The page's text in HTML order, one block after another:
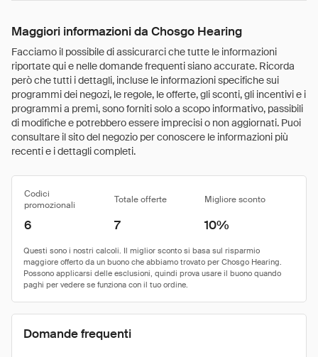
Maggiori informazioni da Chosgo Hearing
Facciamo il possibile di assicurarci che tutte le informazioni
riportate qui e nelle domande frequenti siano accurate. Ricorda
però che tutti i dettagli, incluse le informazioni specifiche sui
programmi dei negozi, le regole, le offerte, gli sconti, gli incentivi e i
programmi a premi, sono forniti solo a scopo informativo, passibili
di modifiche e potrebbero essere imprecisi o non aggiornati. Puoi
consultare il sito del negozio per conoscere le informazioni più
recenti e i dettagli completi.
Codici
promozionali
Totale offerte Migliore sconto
6 7 10%
Domande frequenti